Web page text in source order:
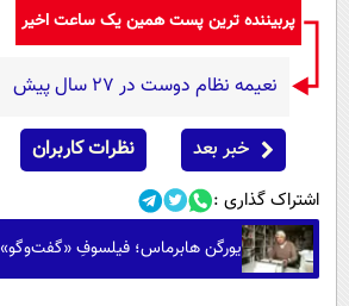
پربیننده ترین پست همین یک ساعت اخیر
نعیمه نظام دوست در 27 سال پیش
خبر بعد نظرات کاربران
اشتراک گذاری :
یورگن هابرماس؛ فیلسوفِ «گفت‌وگو»